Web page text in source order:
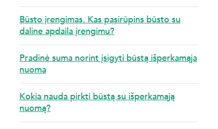
Būsto įrengimas. Kas pasirūpins būsto su
daline apdaila įrengimu?
Pradinė suma norint įsigyti būstą išperkamąja
nuoma
Kokia nauda pirkti būstą su išperkamąją
nuomą?